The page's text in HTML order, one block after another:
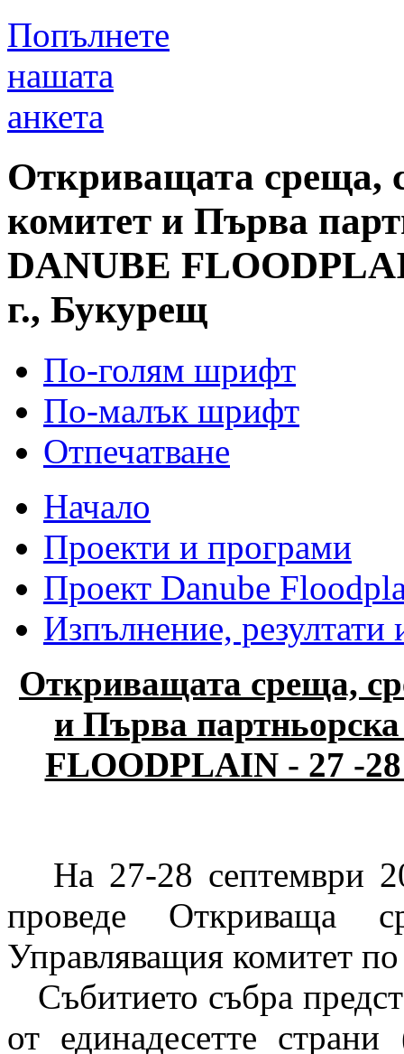
Попълнете
нашата
анкета
Откриващата среща,
комитет и Първа
DANUBE
г., Букурещ
По-голям шрифт
По-малък шрифт
Отпечатване
Начало
Проекти и програми
Проект Danube
Изпълнение, резултати
Откриващата среща,
и Първа
FLOODPLAIN - 27 -
На 27-28 септември
проведе
Управляващия комитет
Събитието събра
от единадесетте